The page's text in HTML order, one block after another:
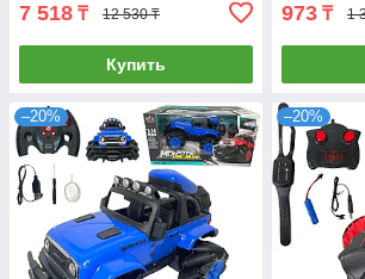
7 518 ₸ 12 530 ₸
Купить
973 ₸ 1
–20% –20%